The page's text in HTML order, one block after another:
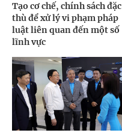
Tạo cơ chế, chính sách đặc
thù để xử lý vi phạm pháp
luật liên quan đến một số
lĩnh vực